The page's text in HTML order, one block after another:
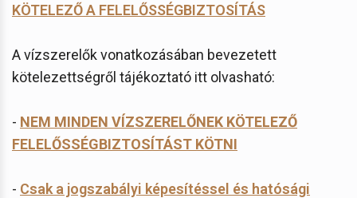
KÖTELEZŐ A FELELŐSSÉGBIZTOSÍTÁS
A vízszerelők vonatkozásában bevezetett
kötelezettségről tájékoztató itt olvasható:
- NEM MINDEN VÍZSZERELŐNEK KÖTELEZŐ
FELELŐSSÉGBIZTOSÍTÁST KÖTNI
- Csak a jogszabályi képesítéssel és hatósági